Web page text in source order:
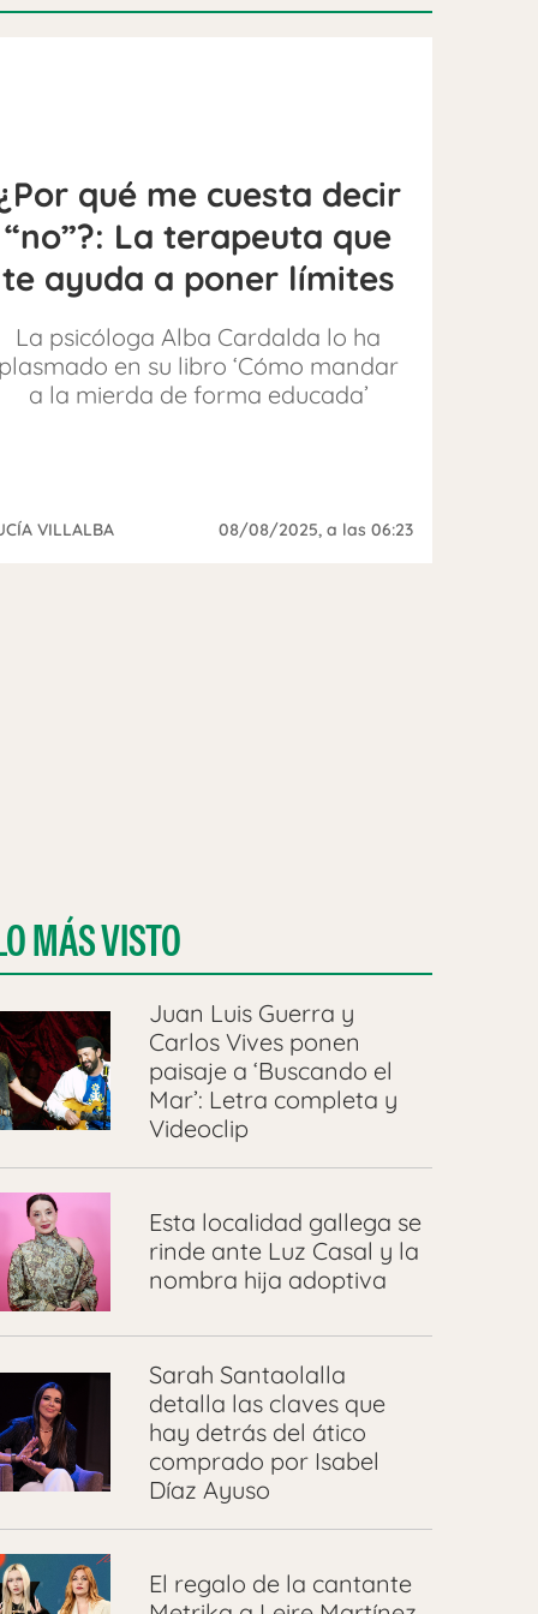
qué me cuesta decir
“no”?: La terapeuta que
te ayuda a poner límites
La psicóloga Alba Cardalda lo ha
en su libro ‘Cómo mandar
a la mierda de forma educada’
VILLALBA 08/08/2025, a las 06:23
MÁS VISTO
Juan Luis Guerra y
Carlos Vives ponen
paisaje a ‘Buscando el
Mar’: Letra completa y
Videoclip
Esta localidad gallega se
rinde ante Luz Casal y la
nombra hija adoptiva
Sarah Santaolalla
detalla las claves que
hay detrás del ático
comprado por Isabel
Díaz Ayuso
El regalo de la cantante